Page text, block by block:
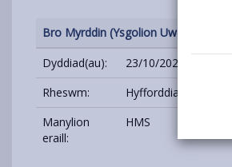
Bro Myrddin (Ysgolion Uwchradd)
Dyddiad(au):
23/10/2026
Rheswm:
Hyfforddiant - HMS
Manylion
eraill:
HMS